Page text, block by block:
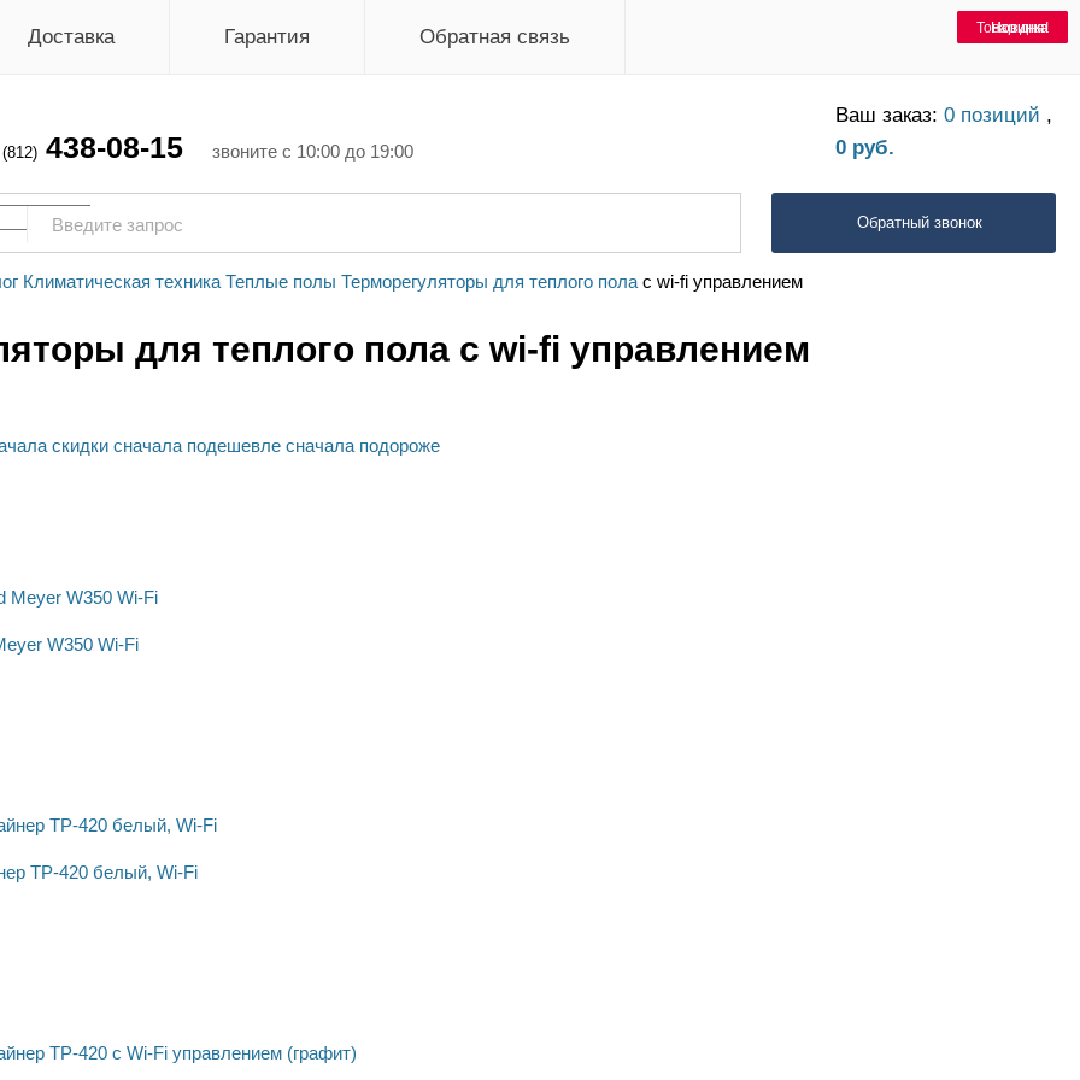
Доставка Гарантия Обратная связь
(812) 438-08-15 звоните с 10:00 до 19:00
Ваш заказ: 0 позиций ,
0 руб.
Обратный звонок
Климатическая техника Теплые полы Терморегуляторы для теплого пола c wi-fi управлением
для теплого пола c wi-fi управлением
скидки сначала подешевле сначала подороже
Товар дня!
W350 Wi-Fi
Товар дня!
ТР-420 белый, Wi-Fi
Товар дня!
Товар дня!
Товар дня!
Товар дня!
Товар дня!
Новинка
Новинка